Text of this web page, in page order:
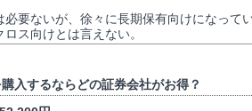
必要ないが、徐々に長期保有向けになって
ロス向けとは言えない。
入するならどの証券会社がお得？